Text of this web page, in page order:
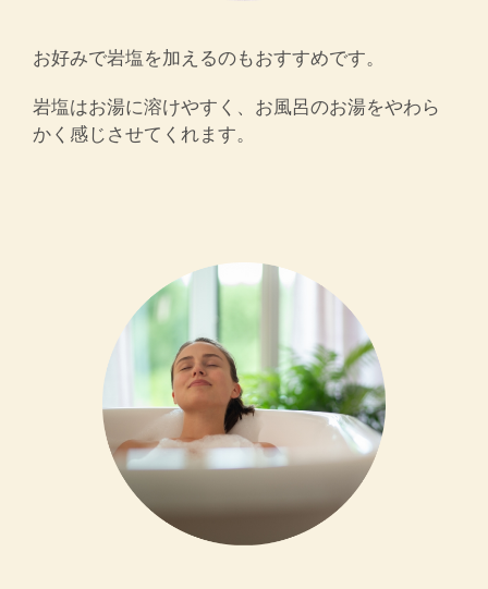
お好みで岩塩を加えるのもおすすめです。
岩塩はお湯に溶けやすく、お風呂のお湯をやわら
かく感じさせてくれます。